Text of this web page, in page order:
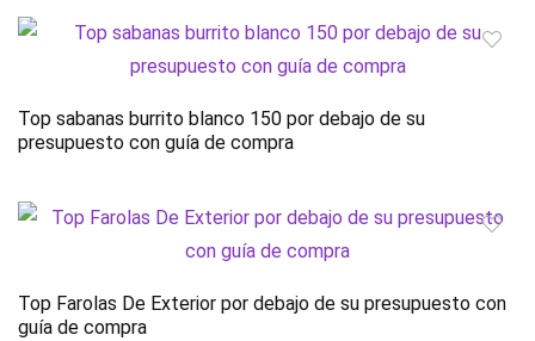
Top sabanas burrito blanco 150 por debajo de su
presupuesto con guía de compra
Top Farolas De Exterior por debajo de su presupuesto con
guía de compra